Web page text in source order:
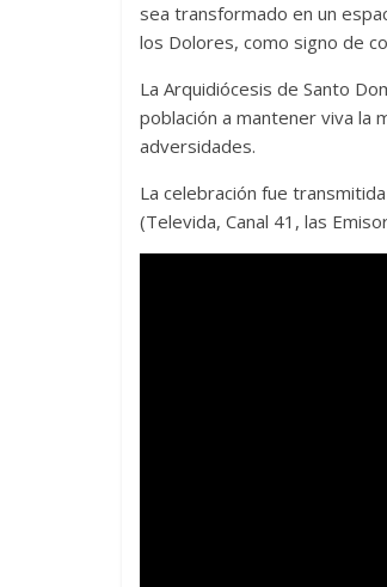
sea transformado en un
los Dolores, como signo de
La Arquidiócesis de Santo
población a mantener viva la
adversidades.
La celebración fue
(Televida, Canal 41, las